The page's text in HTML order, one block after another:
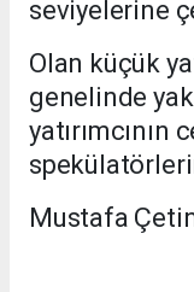
seviyelerine
Olan küçük
genelinde
yatırımcının
Mustafa